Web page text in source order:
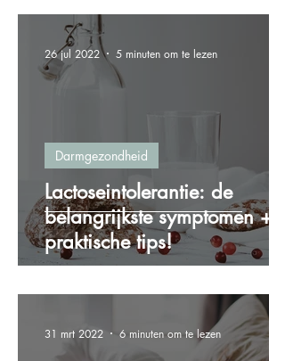
Lactoseintolerantie: de
belangrijkste symptomen + 5
praktische tips!
Darmgezondheid
26 jul 2022 5 minuten om te lezen
31 mrt 2022 6 minuten om te lezen